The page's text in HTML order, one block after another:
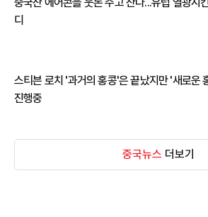
디
스티븐 로치 '과거의 홍콩'은 끝났지만 '새로운
진행중
중국뉴스 더보기